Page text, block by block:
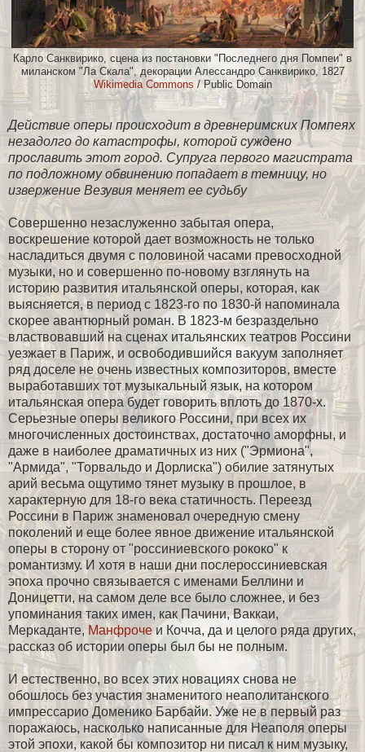
Карло Санквирико, сцена из постановки "Последнего дня Помпеи" в
миланском "Ла Скала", декорации Алессандро Санквирико, 1827
Wikimedia Сommons / Public Domain
Действие оперы происходит в древнеримских Помпеях
незадолго до катастрофы, которой суждено
прославить этот город. Супруга первого магистрата
по подложному обвинению попадает в темницу, но
извержение Везувия меняет ее судьбу
Совершенно незаслуженно забытая опера,
воскрешение которой дает возможность не только
насладиться двумя с половиной часами превосходной
музыки, но и совершенно по-новому взглянуть на
историю развития итальянской оперы, которая, как
выясняется, в период с 1823-го по 1830-й напоминала
скорее авантюрный роман. В 1823-м безраздельно
властвовавший на сценах итальянских театров Россини
уезжает в Париж, и освободившийся вакуум заполняет
ряд доселе не очень известных композиторов, вместе
выработавших тот музыкальный язык, на котором
итальянская опера будет говорить вплоть до 1870-х.
Серьезные оперы великого Россини, при всех их
многочисленных достоинствах, достаточно аморфны, и
даже в наиболее драматичных из них ("Эрмиона",
"Армида", "Торвальдо и Дорлиска") обилие затянутых
арий весьма ощутимо тянет музыку в прошлое, в
характерную для 18-го века статичность. Переезд
Россини в Париж знаменовал очередную смену
поколений и еще более явное движение итальянской
оперы в сторону от "россиниевского рококо" к
романтизму. И хотя в наши дни послероссиниевская
эпоха прочно связывается с именами Беллини и
Доницетти, на самом деле все было сложнее, и без
упоминания таких имен, как Пачини, Ваккаи,
Меркаданте,Манфрочеи Кочча, да и целого ряда других,
рассказ об истории оперы был бы не полным.
И естественно, во всех этих новациях снова не
обошлось без участия знаменитого неаполитанского
импрессарио Доменико Барбайи. Уже не в первый раз
поражаюсь, насколько написанные для Неаполя оперы
этой эпохи, какой бы композитор ни писал к ним музыку,